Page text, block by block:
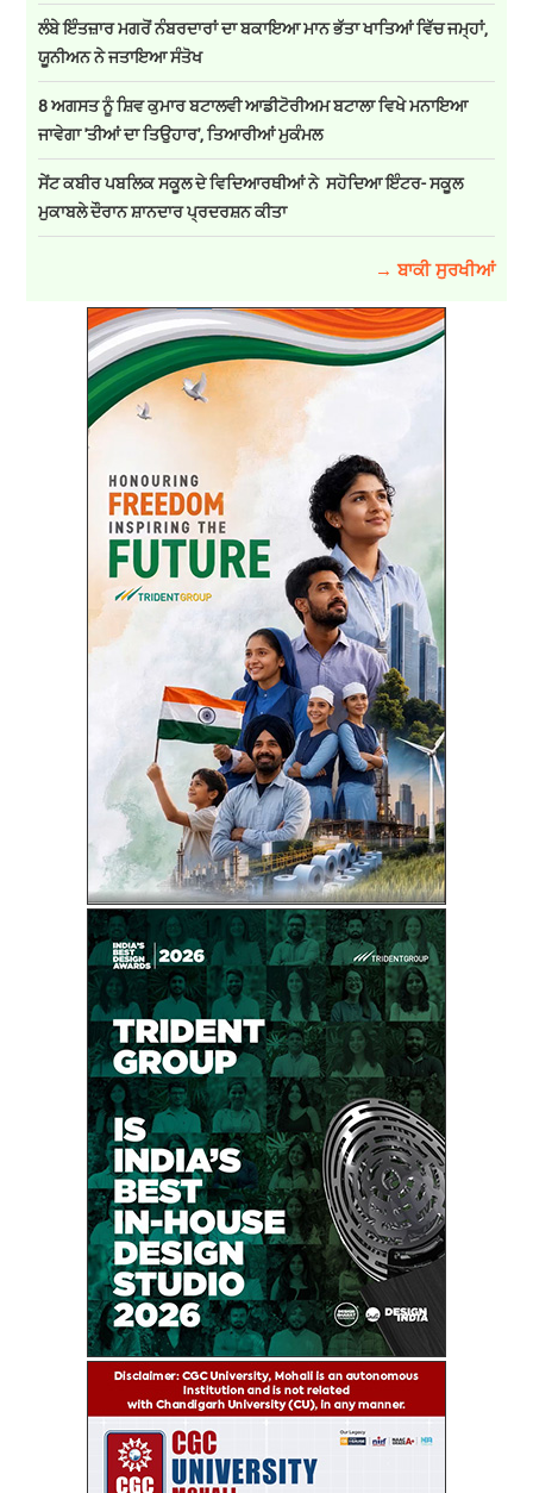
ਲੰਬੇ ਇੰਤਜ਼ਾਰ ਮਗਰੋਂ ਨੰਬਰਦਾਰਾਂ ਦਾ ਬਕਾਇਆ ਮਾਨ ਭੱਤਾ ਖਾਤਿਆਂ ਵਿੱਚ ਜਮ੍ਹਾਂ,
ਯੂਨੀਅਨ ਨੇ ਜਤਾਇਆ ਸੰਤੋਖ
8 ਅਗਸਤ ਨੂੰ ਸ਼ਿਵ ਕੁਮਾਰ ਬਟਾਲਵੀ ਆਡੀਟੋਰੀਅਮ ਬਟਾਲਾ ਵਿਖੇ ਮਨਾਇਆ
ਜਾਵੇਗਾ 'ਤੀਆਂ ਦਾ ਤਿਉਹਾਰ', ਤਿਆਰੀਆਂ ਮੁਕੰਮਲ
ਸੇਂਟ ਕਬੀਰ ਪਬਲਿਕ ਸਕੂਲ ਦੇ ਵਿਦਿਆਰਥੀਆਂ ਨੇ ਸਹੋਦਿਆ ਇੰਟਰ- ਸਕੂਲ
ਮੁਕਾਬਲੇ ਦੌਰਾਨ ਸ਼ਾਨਦਾਰ ਪ੍ਰਦਰਸ਼ਨ ਕੀਤਾ
→ ਬਾਕੀ ਸੁਰਖੀਆਂ